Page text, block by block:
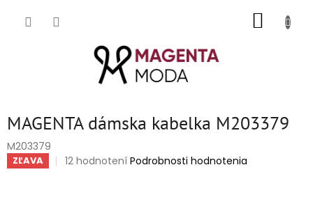
MAGENTA dámska kabelka M203379
M203379
ZĽAVA
Priemerné
12 hodnotení Podrobnosti hodnotenia